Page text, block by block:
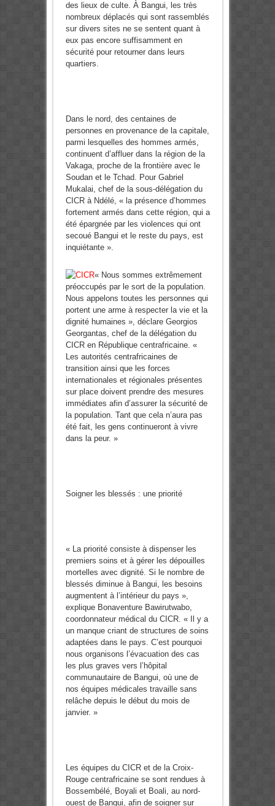
des lieux de culte. À Bangui, les très
nombreux déplacés qui sont rassemblés
sur divers sites ne se sentent quant à
eux pas encore suffisamment en
sécurité pour retourner dans leurs
quartiers.
Dans le nord, des centaines de
personnes en provenance de la capitale,
parmi lesquelles des hommes armés,
continuent d’affluer dans la région de la
Vakaga, proche de la frontière avec le
Soudan et le Tchad. Pour Gabriel
Mukalai, chef de la sous-délégation du
CICR à Ndélé, « la présence d’hommes
fortement armés dans cette région, qui a
été épargnée par les violences qui ont
secoué Bangui et le reste du pays, est
inquiétante ».
« Nous sommes extrêmement
préoccupés par le sort de la population.
Nous appelons toutes les personnes qui
portent une arme à respecter la vie et la
dignité humaines », déclare Georgios
Georgantas, chef de la délégation du
CICR en République centrafricaine. «
Les autorités centrafricaines de
transition ainsi que les forces
internationales et régionales présentes
sur place doivent prendre des mesures
immédiates afin d’assurer la sécurité de
la population. Tant que cela n’aura pas
été fait, les gens continueront à vivre
dans la peur. »
Soigner les blessés : une priorité
« La priorité consiste à dispenser les
premiers soins et à gérer les dépouilles
mortelles avec dignité. Si le nombre de
blessés diminue à Bangui, les besoins
augmentent à l’intérieur du pays »,
explique Bonaventure Bawirutwabo,
coordonnateur médical du CICR. « Il y a
un manque criant de structures de soins
adaptées dans le pays. C’est pourquoi
nous organisons l’évacuation des cas
les plus graves vers l’hôpital
communautaire de Bangui, où une de
nos équipes médicales travaille sans
relâche depuis le début du mois de
janvier. »
Les équipes du CICR et de la Croix-
Rouge centrafricaine se sont rendues à
Bossembélé, Boyali et Boali, au nord-
ouest de Bangui, afin de soigner sur